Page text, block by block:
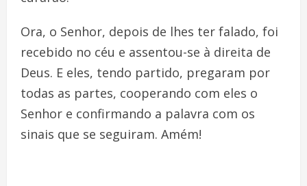
Ora, o Senhor, depois de lhes ter falado, foi
recebido no céu e assentou-se à direita de
Deus. E eles, tendo partido, pregaram por
todas as partes, cooperando com eles o
Senhor e confirmando a palavra com os
sinais que se seguiram. Amém!